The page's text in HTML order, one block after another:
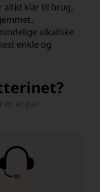
altid klar til brug,
alkaliske
enkle og